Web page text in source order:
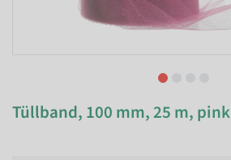
Tüllband, 100 mm, 25 m, pink